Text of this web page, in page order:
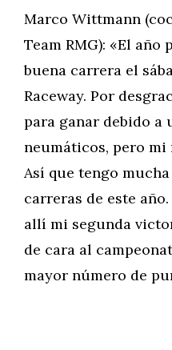
Marco Wittmann
Team RMG): «El
buena carrera el
Raceway. Por
para ganar debido a
neumáticos, pero
Así que tengo
carreras de este
allí mi segunda
de cara al
mayor número de